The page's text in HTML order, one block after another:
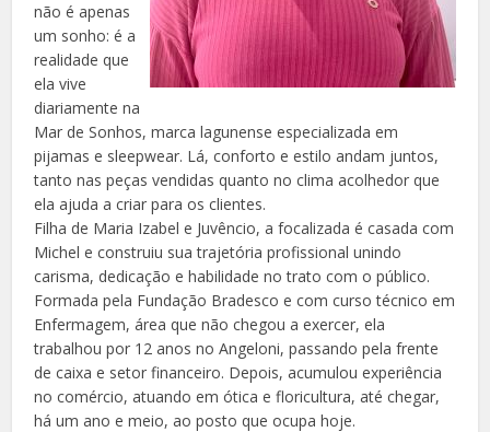
não é apenas
um sonho: é a
realidade que
ela vive
diariamente na
Mar de Sonhos, marca lagunense especializada em
pijamas e sleepwear. Lá, conforto e estilo andam juntos,
tanto nas peças vendidas quanto no clima acolhedor que
ela ajuda a criar para os clientes.
Filha de Maria Izabel e Juvêncio, a focalizada é casada com
Michel e construiu sua trajetória profissional unindo
carisma, dedicação e habilidade no trato com o público.
Formada pela Fundação Bradesco e com curso técnico em
Enfermagem, área que não chegou a exercer, ela
trabalhou por 12 anos no Angeloni, passando pela frente
de caixa e setor financeiro. Depois, acumulou experiência
no comércio, atuando em ótica e floricultura, até chegar,
há um ano e meio, ao posto que ocupa hoje.